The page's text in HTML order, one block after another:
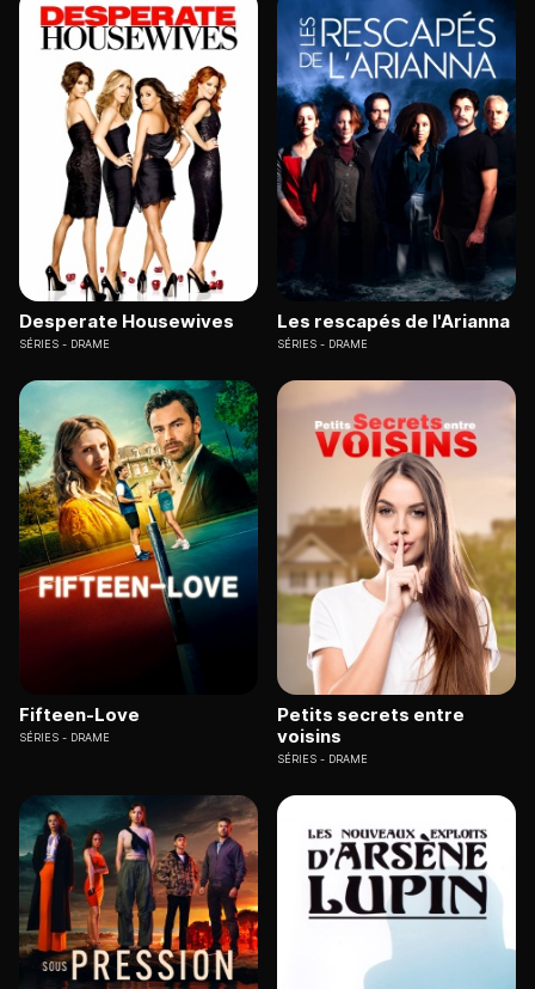
Desperate Housewives
SÉRIES DRAME
Les rescapés de l'Arianna
SÉRIES DRAME
Fifteen-Love
SÉRIES DRAME
Petits secrets entre
voisins
SÉRIES DRAME